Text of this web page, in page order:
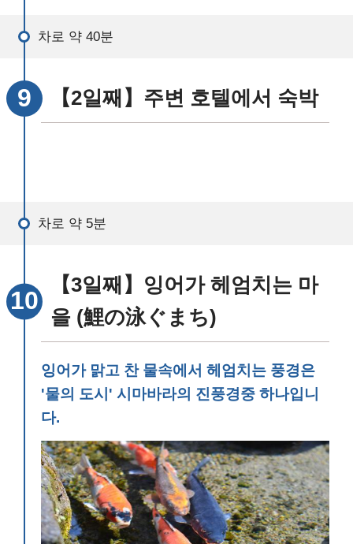
차로 약 40분
【2일째】주변 호텔에서 숙박
차로 약 5분
【3일째】잉어가 헤엄치는 마
을 (鯉の泳ぐまち)
잉어가 맑고 찬 물속에서 헤엄치는 풍경은
'물의 도시' 시마바라의 진풍경중 하나입니
다.